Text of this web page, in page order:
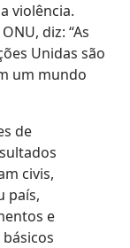
violência.
diz: “As
Unidas são
um mundo
de
civis,
país,
e